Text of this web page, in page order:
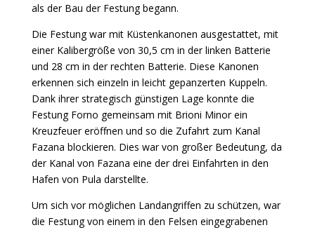
als der Bau der Festung begann.
Die Festung war mit Küstenkanonen ausgestattet, mit
einer Kalibergröße von 30,5 cm in der linken Batterie
und 28 cm in der rechten Batterie. Diese Kanonen
erkennen sich einzeln in leicht gepanzerten Kuppeln.
Dank ihrer strategisch günstigen Lage konnte die
Festung Forno gemeinsam mit Brioni Minor ein
Kreuzfeuer eröffnen und so die Zufahrt zum Kanal
Fazana blockieren. Dies war von großer Bedeutung, da
der Kanal von Fazana eine der drei Einfahrten in den
Hafen von Pula darstellte.
Um sich vor möglichen Landangriffen zu schützen, war
die Festung von einem in den Felsen eingegrabenen